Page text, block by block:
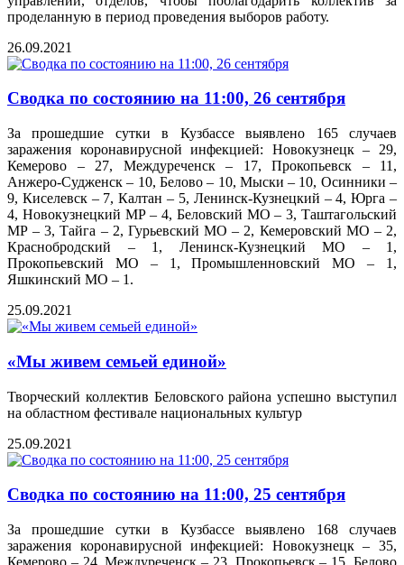
проделанную в период проведения выборов работу.
26.09.2021
Сводка по состоянию на 11:00, 26 сентября
За прошедшие сутки в Кузбассе выявлено 165 случаев
заражения коронавирусной инфекцией: Новокузнецк – 29,
Кемерово – 27, Междуреченск – 17, Прокопьевск – 11,
Анжеро-Судженск – 10, Белово – 10, Мыски – 10, Осинники –
9, Киселевск – 7, Калтан – 5, Ленинск-Кузнецкий – 4, Юрга –
4, Новокузнецкий МР – 4, Беловский МО – 3, Таштагольский
МР – 3, Тайга – 2, Гурьевский МО – 2, Кемеровский МО – 2,
Краснобродский – 1, Ленинск-Кузнецкий МО – 1,
Прокопьевский МО – 1, Промышленновский МО – 1,
Яшкинский МО – 1.
25.09.2021
«Мы живем семьей единой»
Творческий коллектив Беловского района успешно выступил
на областном фестивале национальных культур
25.09.2021
Сводка по состоянию на 11:00, 25 сентября
За прошедшие сутки в Кузбассе выявлено 168 случаев
заражения коронавирусной инфекцией: Новокузнецк – 35,
Кемерово – 24, Междуреченск – 23, Прокопьевск – 15, Белово